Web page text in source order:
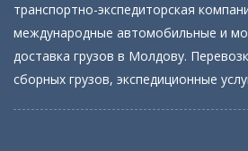
транспортно-экспедиторская
международные автомобильные и
доставка грузов в Молдову.
сборных грузов, экспедиционные